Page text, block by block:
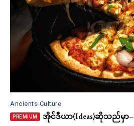
Ancients Culture
အိုင်ဒီယာ(Ideas)ဆိုသည်မှာ−